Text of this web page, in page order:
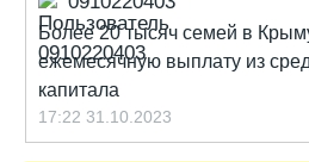
Более 20 тысяч семей в
ежемесячную выплату из
капитала
17:22 31.10.2023